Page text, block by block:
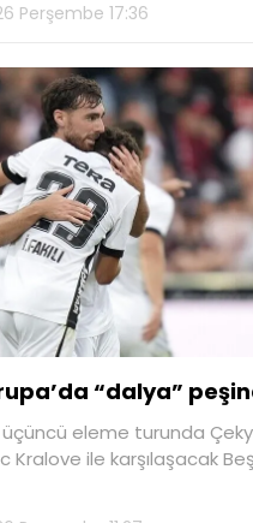
Perşembe 17:36
“dalya”
üçüncü eleme turunda
Kralove ile karşılaşacak